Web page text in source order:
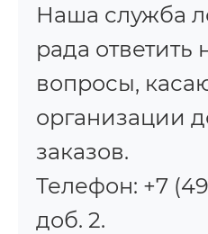
Наша служба
рада ответить
вопросы,
организации
заказов.
Телефон: +7
доб. 2.